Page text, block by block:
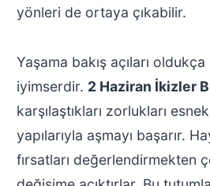
yönleri de ortaya çıkabilir.
Yaşama bakış açıları
iyimserdir. 2 Haziran İkizler
karşılaştıkları zorlukları
yapılarıyla aşmayı başarır.
fırsatları değerlendirmekten